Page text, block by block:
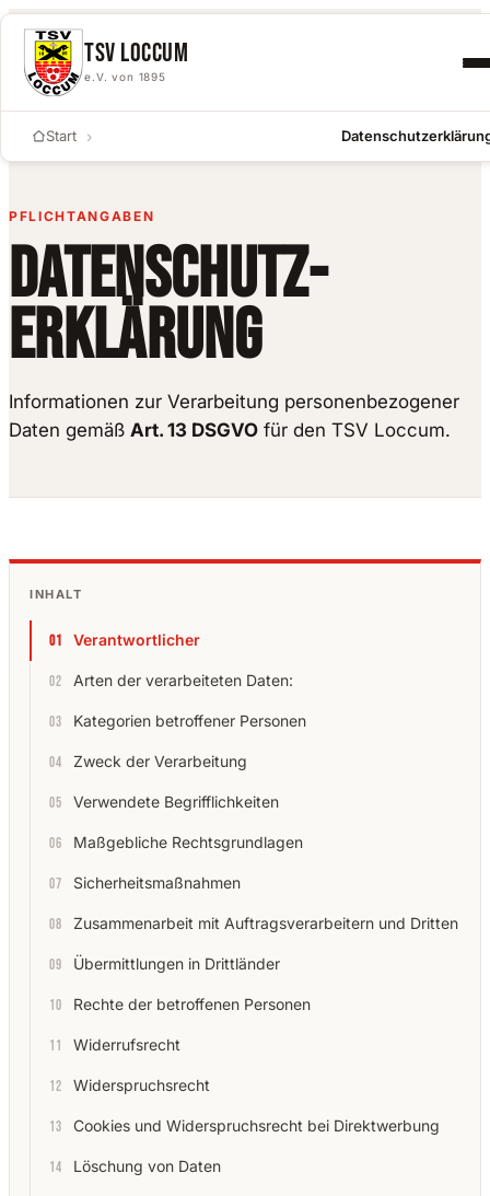
Skip to content
TSV LOCCUM
e.V. von 1895
Start ›
PFLICHTANGABEN
DATENSCHUTZ­
ERKLÄRUNG
Informationen zur Verarbeitung personenbezogener
Daten gemäß Art. 13 DSGVO für den TSV Loccum.
INHALT
Verantwortlicher
Arten der verarbeiteten Daten:
Kategorien betroffener Personen
Zweck der Verarbeitung
Verwendete Begrifflichkeiten
Maßgebliche Rechtsgrundlagen
Sicherheitsmaßnahmen
Zusammenarbeit mit Auftragsverarbeitern und Dritten
Übermittlungen in Drittländer
Rechte der betroffenen Personen
Widerrufsrecht
Widerspruchsrecht
Cookies und Widerspruchsrecht bei Direktwerbung
Löschung von Daten